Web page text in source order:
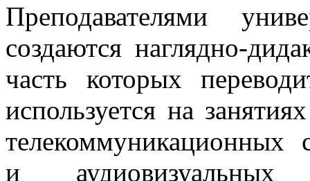
Преподавателями
создаются наглядно-
часть которых
используется на
телекоммуникационных
и аудиовизуальных